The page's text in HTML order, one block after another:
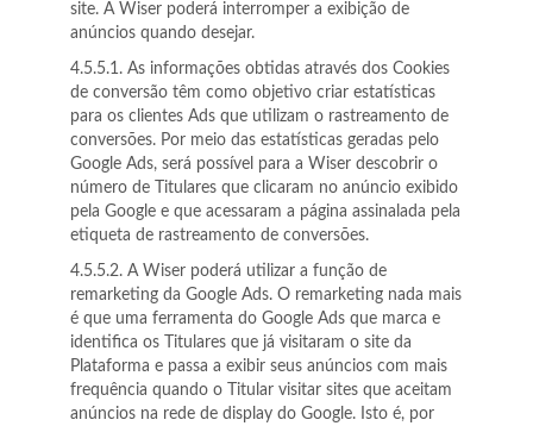
site. A Wiser poderá interromper a exibição de
anúncios quando desejar.
4.5.5.1. As informações obtidas através dos Cookies
de conversão têm como objetivo criar estatísticas
para os clientes Ads que utilizam o rastreamento de
conversões. Por meio das estatísticas geradas pelo
Google Ads, será possível para a Wiser descobrir o
número de Titulares que clicaram no anúncio exibido
pela Google e que acessaram a página assinalada pela
etiqueta de rastreamento de conversões.
4.5.5.2. A Wiser poderá utilizar a função de
remarketing da Google Ads. O remarketing nada mais
é que uma ferramenta do Google Ads que marca e
identifica os Titulares que já visitaram o site da
Plataforma e passa a exibir seus anúncios com mais
frequência quando o Titular visitar sites que aceitam
anúncios na rede de display do Google. Isto é, por